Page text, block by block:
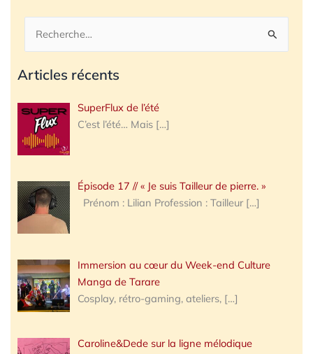
Rechercher :
Articles récents
SuperFlux de l’été
C’est l’été… Mais […]
Épisode 17 // « Je suis Tailleur de pierre. »
Prénom : Lilian Profession : Tailleur […]
Immersion au cœur du Week-end Culture
Manga de Tarare
Cosplay, rétro-gaming, ateliers, […]
Caroline&Dede sur la ligne mélodique